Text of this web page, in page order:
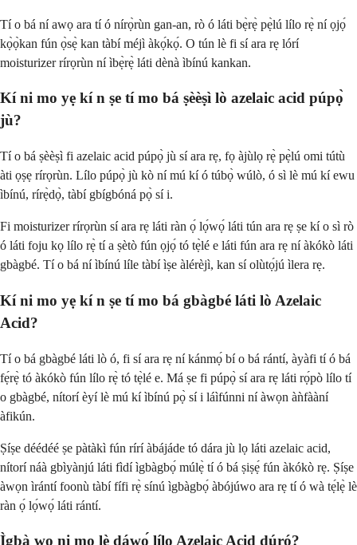
Tí o bá ní awọ ara tí ó nírọ̀rùn gan-an, rò ó láti bẹ̀rẹ̀ pẹ̀lú lílo rẹ̀ ní ọjọ́
kọ̀ọ̀kan fún ọ̀sẹ̀ kan tàbí méjì àkọ́kọ́. O tún lè fi sí ara rẹ lórí
moisturizer rírọrùn ní ìbẹ̀rẹ̀ láti dènà ìbínú kankan.
Kí ni mo yẹ kí n ṣe tí mo bá ṣèèṣì lò azelaic acid púpọ̀
jù?
Tí o bá ṣèèṣì fi azelaic acid púpọ̀ jù sí ara rẹ, fọ àjùlọ rẹ̀ pẹ̀lú omi tútù
àti ọṣẹ rírọrùn. Lílo púpọ̀ jù kò ní mú kí ó túbọ̀ wúlò, ó sì lè mú kí ewu
ìbínú, rírẹ̀dọ̀, tàbí gbígbóná pọ̀ sí i.
Fi moisturizer rírọrùn sí ara rẹ láti ràn ọ́ lọ́wọ́ láti tún ara rẹ ṣe kí o sì rò
ó láti foju kọ lílo rẹ̀ tí a ṣètò fún ọjọ́ tó tẹ̀lé e láti fún ara rẹ ní àkókò láti
gbàgbé. Tí o bá ní ìbínú líle tàbí ìṣe àlérèjì, kan sí olùtọ́jú ìlera rẹ.
Kí ni mo yẹ kí n ṣe tí mo bá gbàgbé láti lò Azelaic
Acid?
Tí o bá gbàgbé láti lò ó, fi sí ara rẹ ní kánmọ́ bí o bá rántí, àyàfi tí ó bá
fẹ́rẹ̀ tó àkókò fún lílo rẹ̀ tó tẹ̀lé e. Má ṣe fi púpọ̀ sí ara rẹ láti rọ́pò lílo tí
o gbàgbé, nítorí èyí lè mú kí ìbínú pọ̀ sí i láìfúnni ní àwọn àǹfààní
àfikún.
Ṣíṣe déédéé ṣe pàtàkì fún rírí àbájáde tó dára jù lọ láti azelaic acid,
nítorí náà gbìyànjú láti fìdí ìgbàgbọ́ múlẹ̀ tí ó bá ṣiṣẹ́ fún àkókò rẹ. Ṣíṣe
àwọn ìrántí foonù tàbí fífi rẹ̀ sínú ìgbàgbọ́ àbójúwo ara rẹ tí ó wà tẹ́lẹ̀ lè
ràn ọ́ lọ́wọ́ láti rántí.
Ìgbà wo ni mo lè dáwọ́ lílo Azelaic Acid dúró?